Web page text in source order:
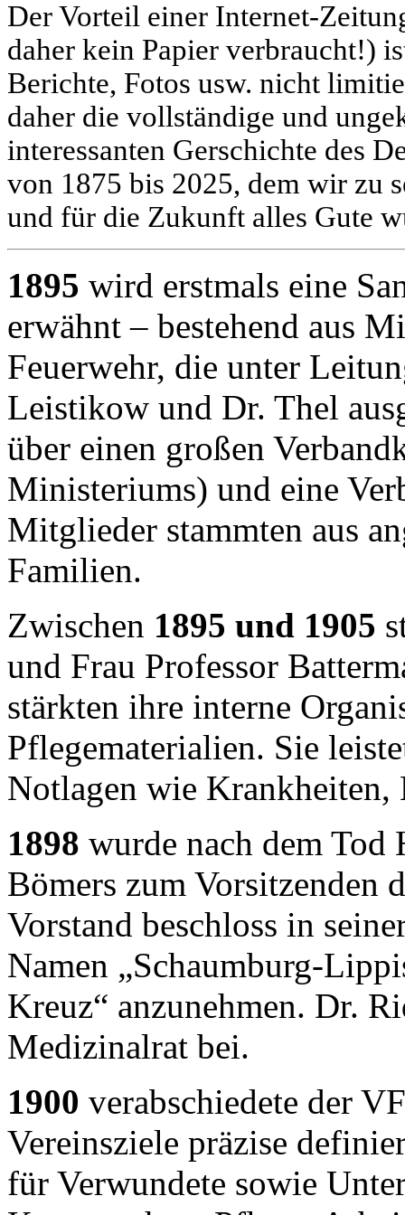
Der Vorteil einer Internet-
daher kein Papier verbraucht!)
Berichte, Fotos usw. nicht
daher die vollständige und
interessanten Gerschichte des
von 1875 bis 2025, dem wir zu
und für die Zukunft alles Gute
1895 wird erstmals eine
erwähnt – bestehend aus
Feuerwehr, die unter
Leistikow und Dr. Thel
über einen großen
Ministeriums) und eine
Mitglieder stammten aus
Familien.
Zwischen 1895 und 1905
und Frau Professor
stärkten ihre interne
Pflegematerialien. Sie
Notlagen wie Krankheiten,
1898 wurde nach dem Tod
Bömers zum Vorsitzenden
Vorstand beschloss in
Namen „Schaumburg-
Kreuz“ anzunehmen. Dr.
Medizinalrat bei.
1900 verabschiedete der
Vereinsziele präzise
für Verwundete sowie